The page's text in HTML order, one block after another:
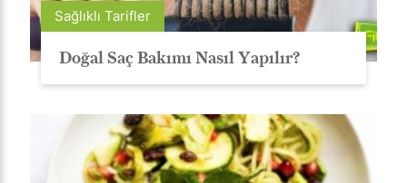
Sağlıklı Tarifler
Doğal Saç Bakımı Nasıl Yapılır?